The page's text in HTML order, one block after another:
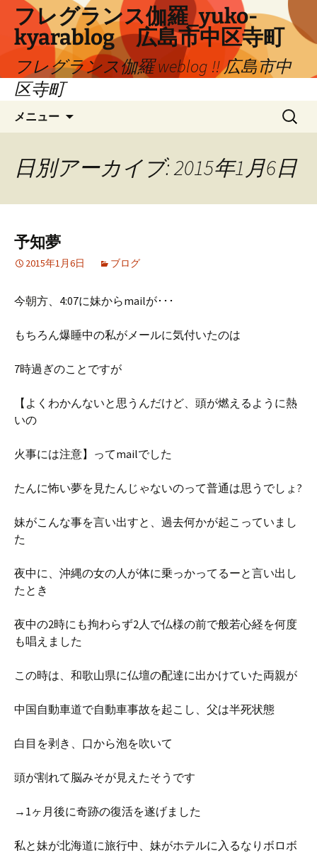
ツ
フレグランス伽羅_yuko-
kyarablog 広島市中区寺町
フレグランス伽羅 weblog !! 広島市中
区寺町
メニュー
検
索:
日別アーカイブ: 2015年1月6日
予知夢
2015年1月6日 ブログ
今朝方、4:07に妹からmailが･･･
もちろん爆睡中の私がメールに気付いたのは
7時過ぎのことですが
【よくわかんないと思うんだけど、頭が燃えるように熱
いの
火事には注意】ってmailでした
たんに怖い夢を見たんじゃないのって普通は思うでしょ?
妹がこんな事を言い出すと、過去何かが起こっていまし
た
夜中に、沖縄の女の人が体に乗っかってるーと言い出し
たとき
夜中の2時にも拘わらず2人で仏様の前で般若心経を何度
も唱えました
この時は、和歌山県に仏壇の配達に出かけていた両親が
中国自動車道で自動車事故を起こし、父は半死状態
白目を剥き、口から泡を吹いて
頭が割れて脳みそが見えたそうです
→1ヶ月後に奇跡の復活を遂げました
私と妹が北海道に旅行中、妹がホテルに入るなりボロボ